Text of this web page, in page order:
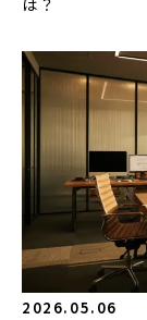
2026.05.06